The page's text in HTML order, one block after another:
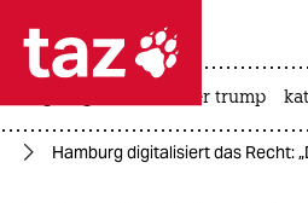
 taz zahl ich
taz zahl ich
usa unter trump
Hamburg digitalisiert das Recht: